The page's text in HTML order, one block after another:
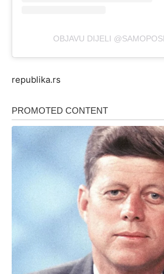
OBJAVU DIJELI
republika.rs